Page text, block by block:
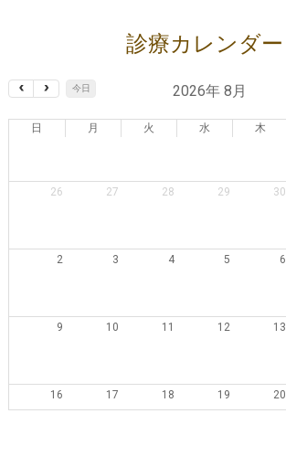
診療カレンダー
今日 2026年 8月
日 月 火 水 木
26 27 28 29 30
2 3 4 5 6
9 10 11 12 13
16 17 18 19 20